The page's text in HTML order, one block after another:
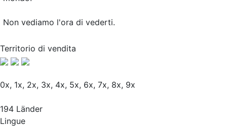
Non vediamo l'ora di vederti.
Territorio di vendita
0x, 1x, 2x, 3x, 4x, 5x, 6x, 7x, 8x, 9x
194 Länder
Lingue